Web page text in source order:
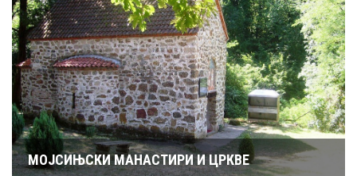
МОЈСИЊСКИ МАНАСТИРИ И ЦРКВЕ